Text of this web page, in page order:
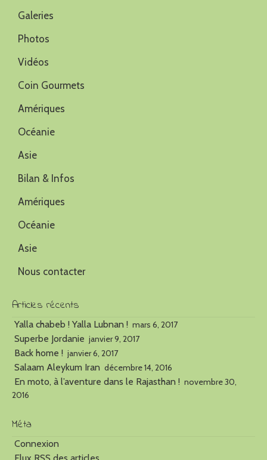
Galeries
Photos
Vidéos
Coin Gourmets
Amériques
Océanie
Asie
Bilan & Infos
Amériques
Océanie
Asie
Nous contacter
Articles récents
Yalla chabeb ! Yalla Lubnan ! mars 6, 2017
Superbe Jordanie janvier 9, 2017
Back home ! janvier 6, 2017
Salaam Aleykum Iran décembre 14, 2016
En moto, à l’aventure dans le Rajasthan ! novembre 30,
2016
Méta
Connexion